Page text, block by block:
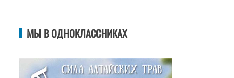
МЫ В ОДНОКЛАССНИКАХ